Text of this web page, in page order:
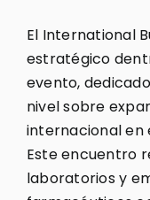
El International
estratégico
evento,
nivel sobre
internacional en
Este encuentro
laboratorios y